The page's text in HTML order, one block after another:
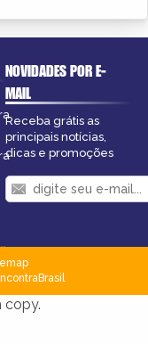
NOVIDADES POR E-
MAIL
Receba grátis as
principais notícias,
dicas e promoções
copy.